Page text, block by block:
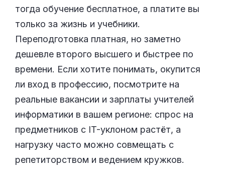
тогда обучение бесплатное, а платите вы
только за жизнь и учебники.
Переподготовка платная, но заметно
дешевле второго высшего и быстрее по
времени. Если хотите понимать, окупится
ли вход в профессию, посмотрите на
реальные вакансии и зарплаты учителей
информатики в вашем регионе: спрос на
предметников с IT-уклоном растёт, а
нагрузку часто можно совмещать с
репетиторством и ведением кружков.